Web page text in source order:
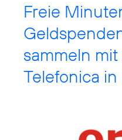
Freie
sammeln
Telefonica